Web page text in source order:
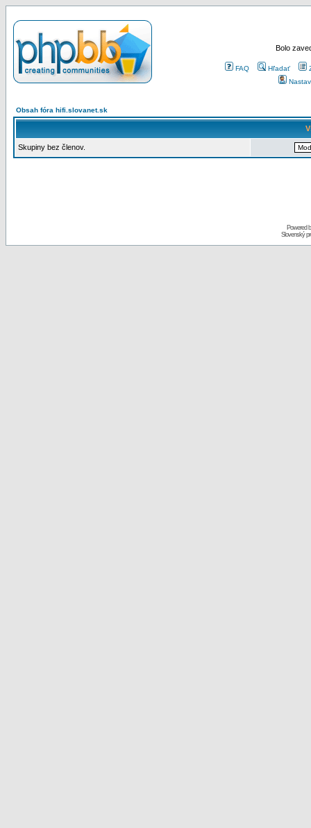
Bolo
FAQ Hľadať
Obsah fóra hifi.slovanet.sk
Skupiny bez členov.
Powered
Slovenský